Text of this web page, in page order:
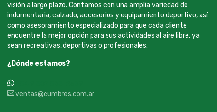
visión a largo plazo. Contamos con una amplia variedad de
indumentaria, calzado, accesorios y equipamiento deportivo, así
como asesoramiento especializado para que cada cliente
encuentre la mejor opción para sus actividades al aire libre, ya
sean recreativas, deportivas o profesionales.
¿Dónde estamos?
ventas@cumbres.com.ar